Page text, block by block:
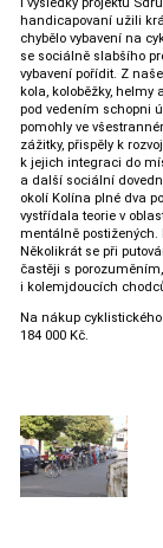
i výsledky projektu
handicapovaní užili
chybělo vybavení na
se sociálně slabšího
vybavení pořídit. Z
kola, koloběžky, helmy
pod vedením schopni
pomohly ve
zážitky, přispěly k
k jejich integraci do
a další sociální
okolí Kolína plné dva
vystřídala teorie v
mentálně
Několikrát se při
častěji s
i kolemjdoucích
Na nákup
184 000 Kč.